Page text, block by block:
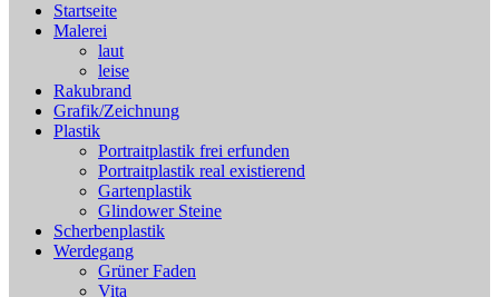
Startseite
Malerei
laut
leise
Rakubrand
Grafik/Zeichnung
Plastik
Portraitplastik frei erfunden
Portraitplastik real existierend
Gartenplastik
Glindower Steine
Scherbenplastik
Werdegang
Grüner Faden
Vita